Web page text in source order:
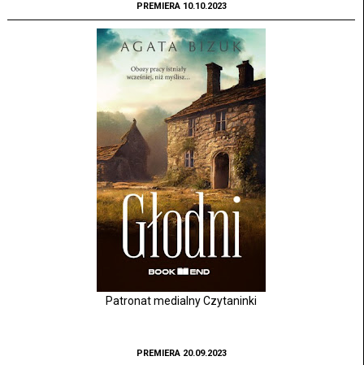
PREMIERA 10.10.2023
Patronat medialny Czytaninki
PREMIERA 20.09.2023